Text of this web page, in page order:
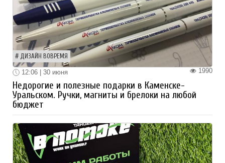
ДИЗАЙН ВОВРЕМЯ
1990
12:06 | 30 июня
Недорогие и полезные подарки в Каменске-
Уральском. Ручки, магниты и брелоки на любой
бюджет